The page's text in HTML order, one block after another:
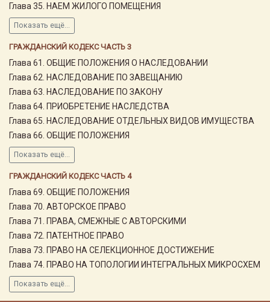
Глава 35. НАЕМ ЖИЛОГО ПОМЕЩЕНИЯ
Показать ещё...
ГРАЖДАНСКИЙ КОДЕКС ЧАСТЬ 3
Глава 61. ОБЩИЕ ПОЛОЖЕНИЯ О НАСЛЕДОВАНИИ
Глава 62. НАСЛЕДОВАНИЕ ПО ЗАВЕЩАНИЮ
Глава 63. НАСЛЕДОВАНИЕ ПО ЗАКОНУ
Глава 64. ПРИОБРЕТЕНИЕ НАСЛЕДСТВА
Глава 65. НАСЛЕДОВАНИЕ ОТДЕЛЬНЫХ ВИДОВ ИМУЩЕСТВА
Глава 66. ОБЩИЕ ПОЛОЖЕНИЯ
Показать ещё...
ГРАЖДАНСКИЙ КОДЕКС ЧАСТЬ 4
Глава 69. ОБЩИЕ ПОЛОЖЕНИЯ
Глава 70. АВТОРСКОЕ ПРАВО
Глава 71. ПРАВА, СМЕЖНЫЕ С АВТОРСКИМИ
Глава 72. ПАТЕНТНОЕ ПРАВО
Глава 73. ПРАВО НА СЕЛЕКЦИОННОЕ ДОСТИЖЕНИЕ
Глава 74. ПРАВО НА ТОПОЛОГИИ ИНТЕГРАЛЬНЫХ МИКРОСХЕМ
Показать ещё...